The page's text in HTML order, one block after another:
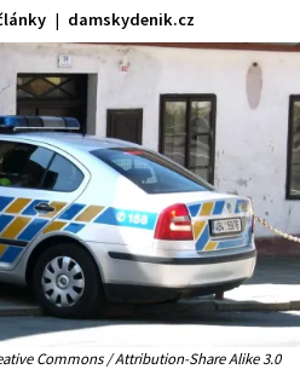
| damskydenik.cz
Commons / Attribution-Share Alike 3.0